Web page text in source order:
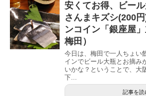
安くてお得、ビー
さんまキズシ(200
ンコイン「銀座屋
梅田）
今日は、梅田で一人ちょい
インでビール大瓶とお摘み
いかな？ということで、大
下...
記事を読